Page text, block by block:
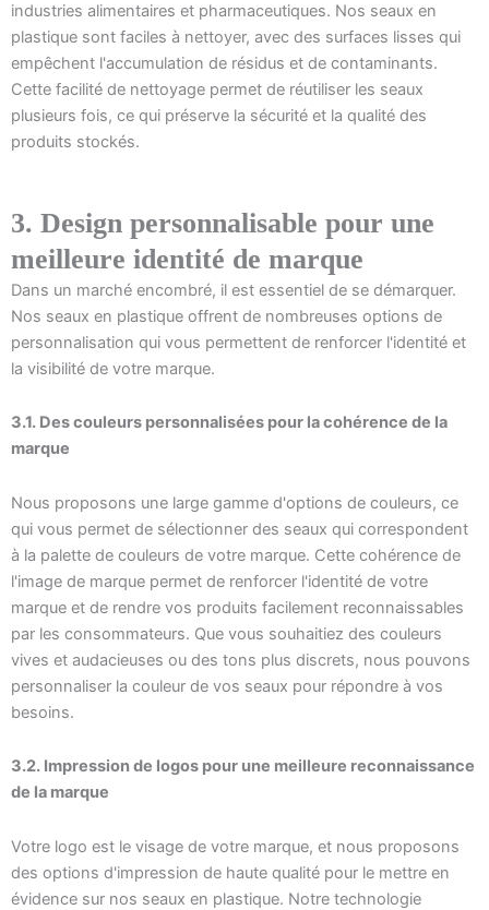
industries alimentaires et pharmaceutiques. Nos seaux en
plastique sont faciles à nettoyer, avec des surfaces lisses qui
empêchent l'accumulation de résidus et de contaminants.
Cette facilité de nettoyage permet de réutiliser les seaux
plusieurs fois, ce qui préserve la sécurité et la qualité des
produits stockés.
3. Design personnalisable pour une
meilleure identité de marque
Dans un marché encombré, il est essentiel de se démarquer.
Nos seaux en plastique offrent de nombreuses options de
personnalisation qui vous permettent de renforcer l'identité et
la visibilité de votre marque.
3.1. Des couleurs personnalisées pour la cohérence de la
marque
Nous proposons une large gamme d'options de couleurs, ce
qui vous permet de sélectionner des seaux qui correspondent
à la palette de couleurs de votre marque. Cette cohérence de
l'image de marque permet de renforcer l'identité de votre
marque et de rendre vos produits facilement reconnaissables
par les consommateurs. Que vous souhaitiez des couleurs
vives et audacieuses ou des tons plus discrets, nous pouvons
personnaliser la couleur de vos seaux pour répondre à vos
besoins.
3.2. Impression de logos pour une meilleure reconnaissance
de la marque
Votre logo est le visage de votre marque, et nous proposons
des options d'impression de haute qualité pour le mettre en
évidence sur nos seaux en plastique. Notre technologie